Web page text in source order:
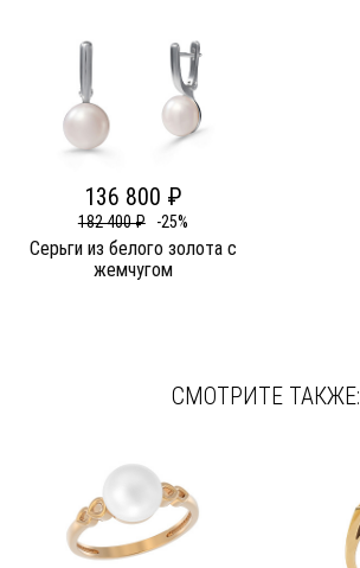
136 800 ₽
182 400 ₽ -25%
Серьги из белого золота c
жемчугом
СМОТРИТЕ ТАКЖЕ: